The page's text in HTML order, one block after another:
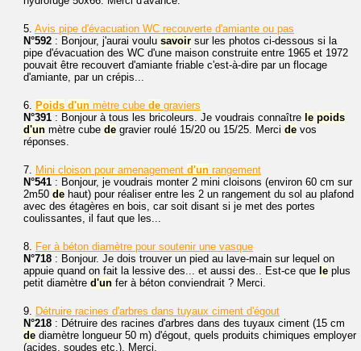
5. Avis pipe d'évacuation WC recouverte d'amiante ou pas
N°592 : Bonjour, j'aurai voulu savoir sur les photos ci-dessous si la
pipe d'évacuation des WC d'une maison construite entre 1965 et 1972
pouvait être recouvert d'amiante friable c'est-à-dire par un flocage
d'amiante, par un crépis...
6. Poids d'un mètre cube de graviers
N°391 : Bonjour à tous les bricoleurs. Je voudrais connaître le poids
d'un mètre cube de gravier roulé 15/20 ou 15/25. Merci de vos
réponses.
7. Mini cloison pour amenagement d'un rangement
N°541 : Bonjour, je voudrais monter 2 mini cloisons (environ 60 cm sur
2m50 de haut) pour réaliser entre les 2 un rangement du sol au plafond
avec des étagères en bois, car soit disant si je met des portes
coulissantes, il faut que les...
8. Fer à béton diamètre pour soutenir une vasque
N°718 : Bonjour. Je dois trouver un pied au lave-main sur lequel on
appuie quand on fait la lessive des... et aussi des.. Est-ce que le plus
petit diamètre d'un fer à béton conviendrait ? Merci.
9. Détruire racines d'arbres dans tuyaux ciment d'égout
N°218 : Détruire des racines d'arbres dans des tuyaux ciment (15 cm
de diamètre longueur 50 m) d'égout, quels produits chimiques employer
(acides, soudes etc.). Merci.